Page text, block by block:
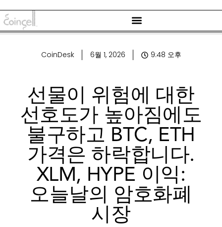
CoinDesk 6월 1, 2026 9:48 오후
선물이 위험에 대한
선호도가 높아짐에도
불구하고 BTC, ETH
가격은 하락합니다.
XLM, HYPE 이익:
오늘날의 암호화폐
시장